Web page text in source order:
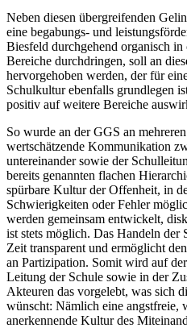
Neben diesen übergreifenden
eine begabungs- und
Biesfeld durchgehend organisch
Bereiche durchdringen, soll an
hervorgehoben werden, der für
Schulkultur ebenfalls grundlegen
positiv auf weitere Bereiche
So wurde an der GGS an
wertschätzende Kommunikation
untereinander sowie der
bereits genannten flachen
spürbare Kultur der Offenheit, in
Schwierigkeiten oder Fehler
werden gemeinsam entwickelt,
ist stets möglich. Das Handeln
Zeit transparent und ermöglicht
an Partizipation. Somit wird auf
Leitung der Schule sowie in der
Akteuren das vorgelebt, was sich
wünscht: Nämlich eine angstfreie,
anerkennende Kultur des